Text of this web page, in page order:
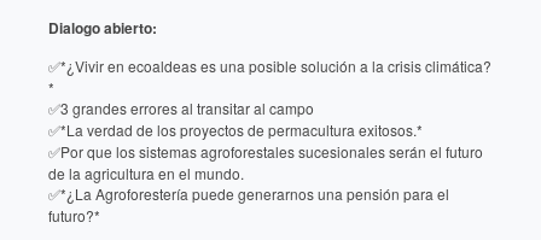
Dialogo abierto:
✅*¿Vivir en ecoaldeas es una posible solución a la crisis climática?
*
✅3 grandes errores al transitar al campo
✅*La verdad de los proyectos de permacultura exitosos.*
✅Por que los sistemas agroforestales sucesionales serán el futuro
de la agricultura en el mundo.
✅*¿La Agroforestería puede generarnos una pensión para el
futuro?*